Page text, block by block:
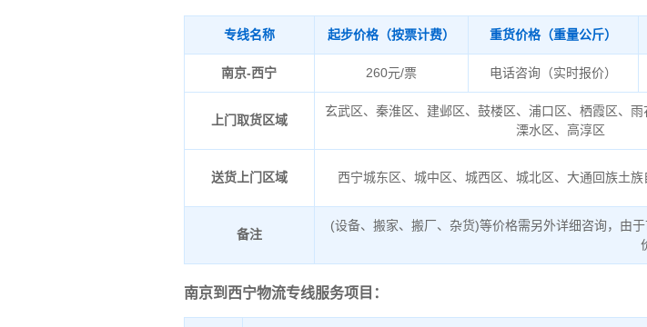
专线名称 起步价格（按票计费） 重货价格（重量公斤）
南京-西宁 260元/票 电话咨询（实时报价）
上门取货区域
玄武区、秦淮区、建邺区、鼓楼区、浦口区、栖霞区、雨
溧水区、高淳区
送货上门区域 西宁城东区、城中区、城西区、城北区、大通回族土
备注
(设备、搬家、搬厂、杂货)等价格需另外详细咨询，由
南京到西宁物流专线服务项目：